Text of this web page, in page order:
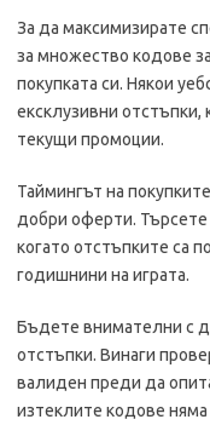
За да максимизирате
за множество кодове
покупката си. Някои
ексклузивни
текущи промоции.
Таймингът на
добри оферти.
когато отстъпките са
годишнини на играта.
Бъдете внимателни с
отстъпки. Винаги
валиден преди да
изтеклите кодове